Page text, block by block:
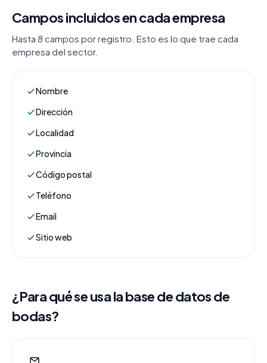
Campos incluidos en cada empresa
Hasta 8 campos por registro. Esto es lo que trae cada
empresa del sector.
Nombre
Dirección
Localidad
Provincia
Código postal
Teléfono
Email
Sitio web
¿Para qué se usa la base de datos de
bodas?